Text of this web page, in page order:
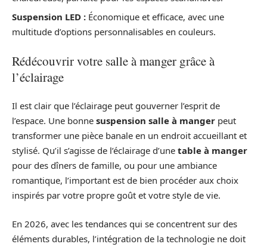
Suspension LED : Économique et efficace, avec une
multitude d’options personnalisables en couleurs.
Rédécouvrir votre salle à manger grâce à
l’éclairage
Il est clair que l’éclairage peut gouverner l’esprit de
l’espace. Une bonne suspension salle à manger peut
transformer une pièce banale en un endroit accueillant et
stylisé. Qu’il s’agisse de l’éclairage d’une table à manger
pour des dîners de famille, ou pour une ambiance
romantique, l’important est de bien procéder aux choix
inspirés par votre propre goût et votre style de vie.
En 2026, avec les tendances qui se concentrent sur des
éléments durables, l’intégration de la technologie ne doit